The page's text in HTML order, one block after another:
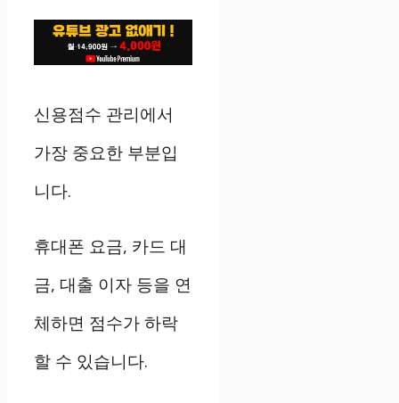
신용점수 관리에서
가장 중요한 부분입
니다.
휴대폰 요금, 카드 대
금, 대출 이자 등을 연
체하면 점수가 하락
할 수 있습니다.